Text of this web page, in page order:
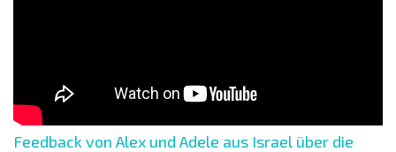
Feedback von Alex und Adele aus Israel über die